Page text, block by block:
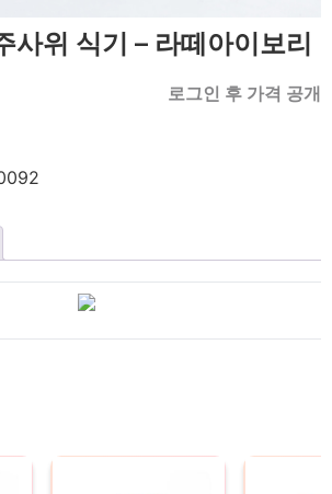
사위 식기 – 라떼아이보리
로그인 후 가격 공개